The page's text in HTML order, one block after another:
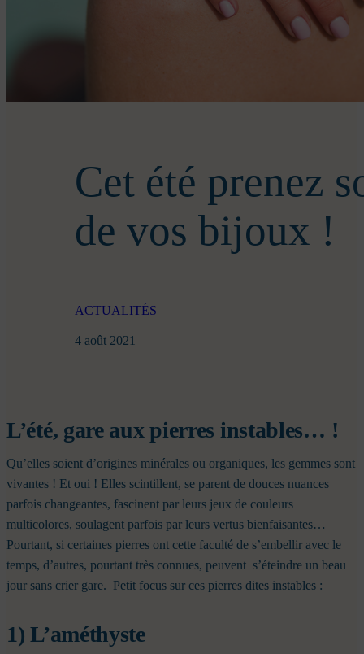
Cet été prenez
de vos bijoux !
ACTUALITÉS
4 août 2021
L’été, gare aux pierres instables… !
Qu’elles soient d’origines minérales ou organiques, les gemmes sont
vivantes ! Et oui ! Elles scintillent, se parent de douces nuances
parfois changeantes, fascinent par leurs jeux de couleurs
multicolores, soulagent parfois par leurs vertus bienfaisantes…
Pourtant, si certaines pierres ont cette faculté de s’embellir avec le
temps, d’autres, pourtant très connues, peuvent s’éteindre un beau
jour sans crier gare. Petit focus sur ces pierres dites instables :
1) L’améthyste